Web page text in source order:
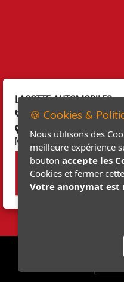
LACOTTE AUTOMOBILES
02 33 04 13 66
68, rue du Général
MONTEBOURG
🍪 Cookies &
Nous utilisons des
meilleure expérience
bouton accepte les
Cookies et fermer
Votre anonymat est